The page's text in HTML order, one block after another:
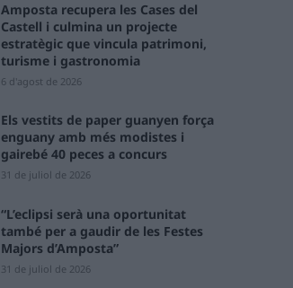
Amposta recupera les Cases del
Castell i culmina un projecte
estratègic que vincula patrimoni,
turisme i gastronomia
6 d'agost de 2026
Els vestits de paper guanyen força
enguany amb més modistes i
gairebé 40 peces a concurs
31 de juliol de 2026
“L’eclipsi serà una oportunitat
també per a gaudir de les Festes
Majors d’Amposta”
31 de juliol de 2026